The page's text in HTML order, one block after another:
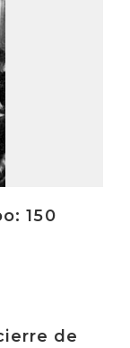
150
de